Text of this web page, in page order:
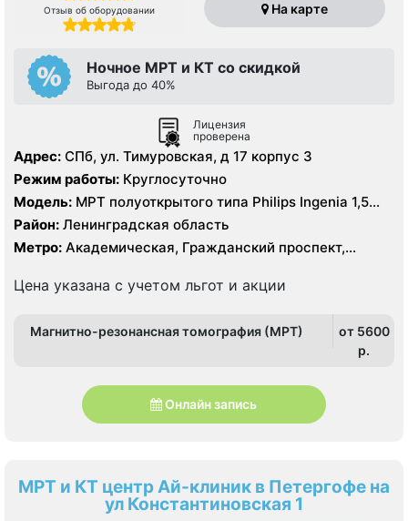
Отзыв об оборудовании На карте
Ночное МРТ и КТ со скидкой
Выгода до 40%
Лицензия
проверена
Адрес: СПб, ул. Тимуровская, д 17 корпус 3
Режим работы: Круглосуточно
Модель: МРТ полуоткрытого типа Philips Ingenia 1,5
Тесла, КТ Philips Ingenia 128 срезов
Район: Ленинградская область
Метро: Академическая, Гражданский проспект,
Политехническая, Проспект Просвещения
Цена указана с учетом льгот и акции
Магнитно-резонансная томография (МРТ)
от 5600
p.
Онлайн запись
МРТ и КТ центр Ай-клиник в Петергофе на
ул Константиновская 1